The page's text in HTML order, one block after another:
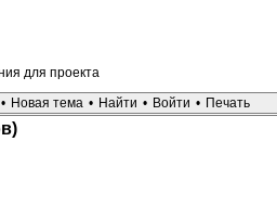
для проекта
• Новая тема • Найти • Войти • Печать